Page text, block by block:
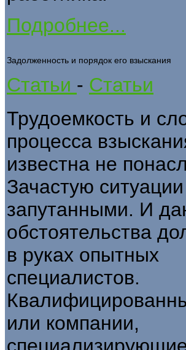
Подробнее...
Задолженность и порядок его взыскания
Статьи - Статьи
Трудоемкость и
процесса
известна не
Зачастую
запутанными. И
обстоятельства
в руках опытных
специалистов.
или компании,